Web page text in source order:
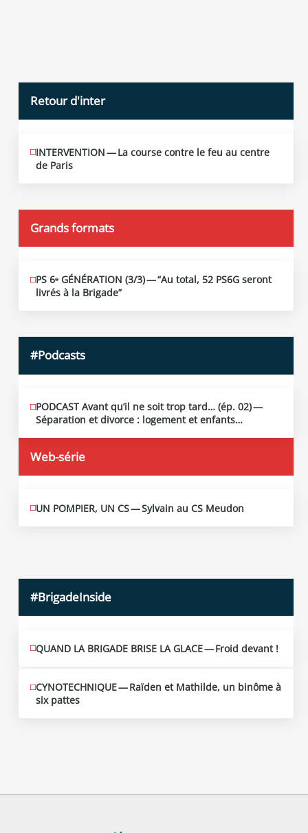
Retour d'inter
JUIN
12
2026
INTERVENTION — La course contre le feu au centre
de Paris
Grands formats
JUIN
19
2026
PS 6ᵉ GÉNÉRATION (3/​3) — “Au total, 52 PS6G seront
livrés à la Brigade”
#Podcasts
MAI
13
2026
PODCAST Avant qu’il ne soit trop tard… (ép. 02) —
Séparation et divorce : logement et enfants…
Web-série
MAI
10
UN POMPIER, UN CS — Sylvain au CS Meudon
#BrigadeInside
QUAND LA BRIGADE BRISE LA GLACE — Froid devant !
CYNOTECHNIQUE — Raïden et Mathilde, un binôme à
six pattes